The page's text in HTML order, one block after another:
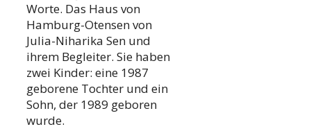
Worte. Das Haus von
Hamburg-Otensen von
Julia-Niharika Sen und
ihrem Begleiter. Sie haben
zwei Kinder: eine 1987
geborene Tochter und ein
Sohn, der 1989 geboren
wurde.